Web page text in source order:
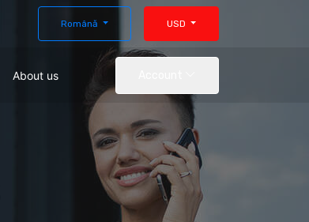
Română USD
About us